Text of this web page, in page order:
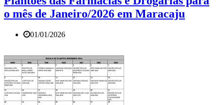
o mês de Janeiro/2026 em Maracaju
01/01/2026